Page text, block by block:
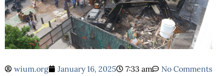
wium.org January 16, 2025 7:33 am No Comments